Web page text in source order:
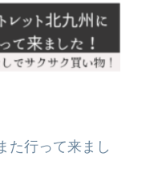
た行って来まし